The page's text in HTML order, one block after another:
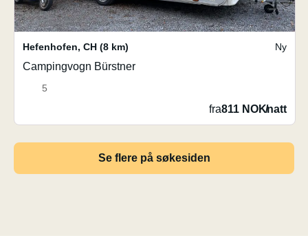
Hefenhofen, CH (8 km) Ny
Campingvogn Bürstner
5
fra811 NOK/natt
Se flere på søkesiden